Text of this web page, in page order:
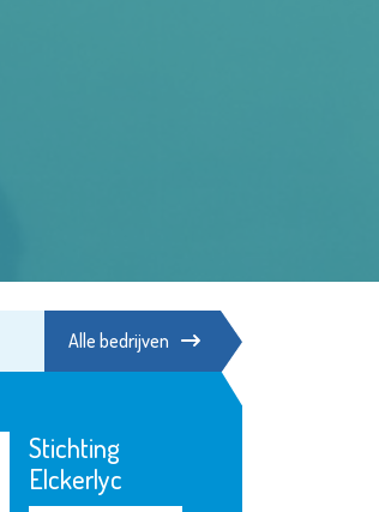
Alle bedrijven
Stichting
Elckerlyc